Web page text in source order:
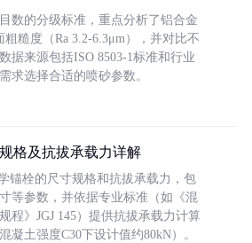
数的分级标准，重点分析了铝合金
糙度（Ra 3.2-6.3μm），并对比不
据来源包括ISO 8503-1标准和行业
求选择合适的喷砂参数。
格及抗拔承载力详解
锚栓的尺寸规格和抗拔承载力，包
等参数，并依据专业标准（如《混
程》JGJ 145）提供抗拔承载力计算
凝土强度C30下设计值约80kN）。